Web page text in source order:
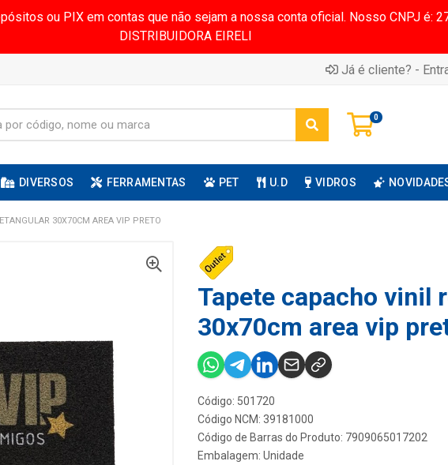
ou PIX em contas que não sejam a nossa conta oficial. Nosso CNPJ é:
DISTRIBUIDORA EIRELI
Já é cliente? -
0
DIVERSOS FERRAMENTAS PET U.D VIDROS
30X70CM AREA VIP PRETO
Tapete capacho vinil
30x70cm area vip
Código: 501720
Código NCM: 39181000
Código de Barras do Produto: 7909065017202
Embalagem: Unidade